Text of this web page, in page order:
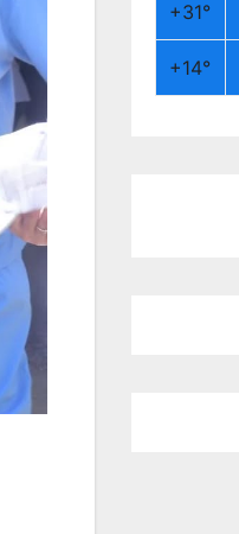
+31°
+14°